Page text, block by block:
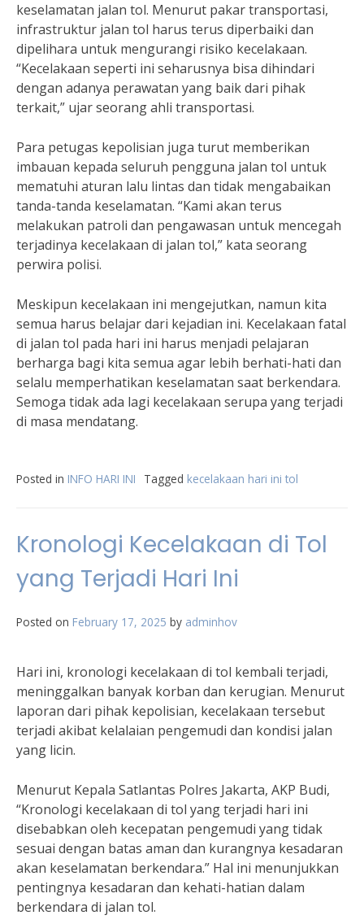
keselamatan jalan tol. Menurut pakar transportasi,
infrastruktur jalan tol harus terus diperbaiki dan
dipelihara untuk mengurangi risiko kecelakaan.
“Kecelakaan seperti ini seharusnya bisa dihindari
dengan adanya perawatan yang baik dari pihak
terkait,” ujar seorang ahli transportasi.
Para petugas kepolisian juga turut memberikan
imbauan kepada seluruh pengguna jalan tol untuk
mematuhi aturan lalu lintas dan tidak mengabaikan
tanda-tanda keselamatan. “Kami akan terus
melakukan patroli dan pengawasan untuk mencegah
terjadinya kecelakaan di jalan tol,” kata seorang
perwira polisi.
Meskipun kecelakaan ini mengejutkan, namun kita
semua harus belajar dari kejadian ini. Kecelakaan fatal
di jalan tol pada hari ini harus menjadi pelajaran
berharga bagi kita semua agar lebih berhati-hati dan
selalu memperhatikan keselamatan saat berkendara.
Semoga tidak ada lagi kecelakaan serupa yang terjadi
di masa mendatang.
Posted in INFO HARI INI Tagged kecelakaan hari ini tol
Kronologi Kecelakaan di Tol
yang Terjadi Hari Ini
Posted on February 17, 2025 by adminhov
Hari ini, kronologi kecelakaan di tol kembali terjadi,
meninggalkan banyak korban dan kerugian. Menurut
laporan dari pihak kepolisian, kecelakaan tersebut
terjadi akibat kelalaian pengemudi dan kondisi jalan
yang licin.
Menurut Kepala Satlantas Polres Jakarta, AKP Budi,
“Kronologi kecelakaan di tol yang terjadi hari ini
disebabkan oleh kecepatan pengemudi yang tidak
sesuai dengan batas aman dan kurangnya kesadaran
akan keselamatan berkendara.” Hal ini menunjukkan
pentingnya kesadaran dan kehati-hatian dalam
berkendara di jalan tol.